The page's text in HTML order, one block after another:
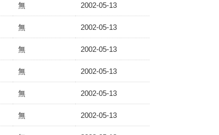
無 2002-05-13
無 2002-05-13
無 2002-05-13
無 2002-05-13
無 2002-05-13
無 2002-05-13